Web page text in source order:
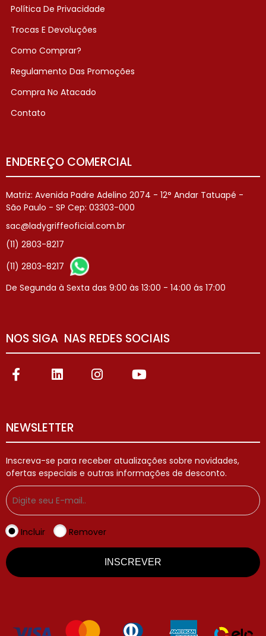
Política De Privacidade
Trocas E Devoluções
Como Comprar?
Regulamento Das Promoções
Compra No Atacado
Contato
ENDEREÇO COMERCIAL
Matriz: Avenida Padre Adelino 2074 - 12° Andar Tatuapé -
São Paulo - SP Cep: 03303-000
sac@ladygriffeoficial.com.br
(11) 2803-8217
(11) 2803-8217
De Segunda à Sexta das 9:00 às 13:00 - 14:00 ás 17:00
NOS SIGA NAS REDES SOCIAIS
NEWSLETTER
Inscreva-se para receber atualizações sobre novidades,
ofertas especiais e outras informações de desconto.
Incluir Remover
INSCREVER